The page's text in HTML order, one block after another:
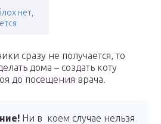
нет,
сразу не получается, то
дома – создать коту
до посещения врача.
Ни в коем случае нельзя